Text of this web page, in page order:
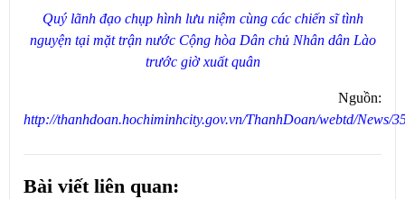
Quý lãnh đạo chụp hình lưu niệm cùng các chiến sĩ tình
nguyện tại mặt trận nước Cộng hòa Dân chủ Nhân dân Lào
trước giờ xuất quân
Nguồn:
http://thanhdoan.hochiminhcity.gov.vn/ThanhDoan/webtd/News/
Bài viết liên quan: